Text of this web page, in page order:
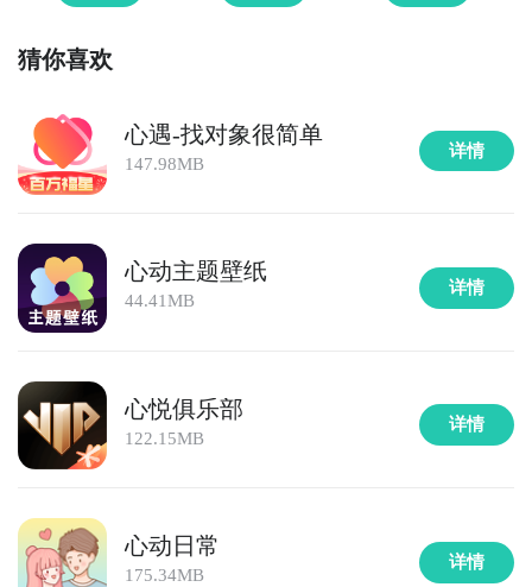
步骤1：在九游开测表中玩家们可以看到当天所有进行开
测的手机游戏，以及最近十天即将进行测试的游戏，有
具体的测试时间以及测试阶段介绍，玩家们可以在这里
查找心茧的相关公测时间信息!
步骤2：访问地址>>>
是否都已经掌握好以上三种技巧了呢，随时随地关注心
茧什么时候开测，什么时候开放下载，什么时候公测等
信息，还有一个办法就是留意九游心茧专区的每日更
新，欢迎大家积极参与讨论和提问题，我们会第一时间
猜你喜欢
心遇-找对象很简单
147.98MB
详情
心动主题壁纸
44.41MB
详情
心悦俱乐部
122.15MB
详情
心动日常
175.34MB
详情